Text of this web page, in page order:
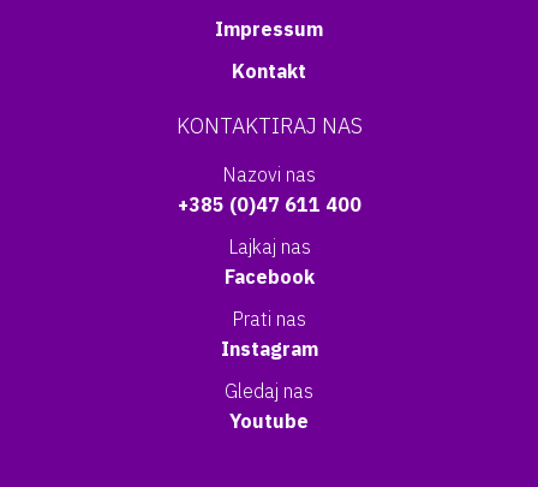
Impressum
Kontakt
KONTAKTIRAJ NAS
Nazovi nas
+385 (0)47 611 400
Lajkaj nas
Facebook
Prati nas
Instagram
Gledaj nas
Youtube